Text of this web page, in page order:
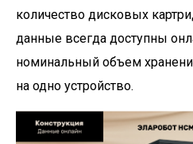
количество дисковых
данные всегда доступны
номинальный объем
на одно устройство.